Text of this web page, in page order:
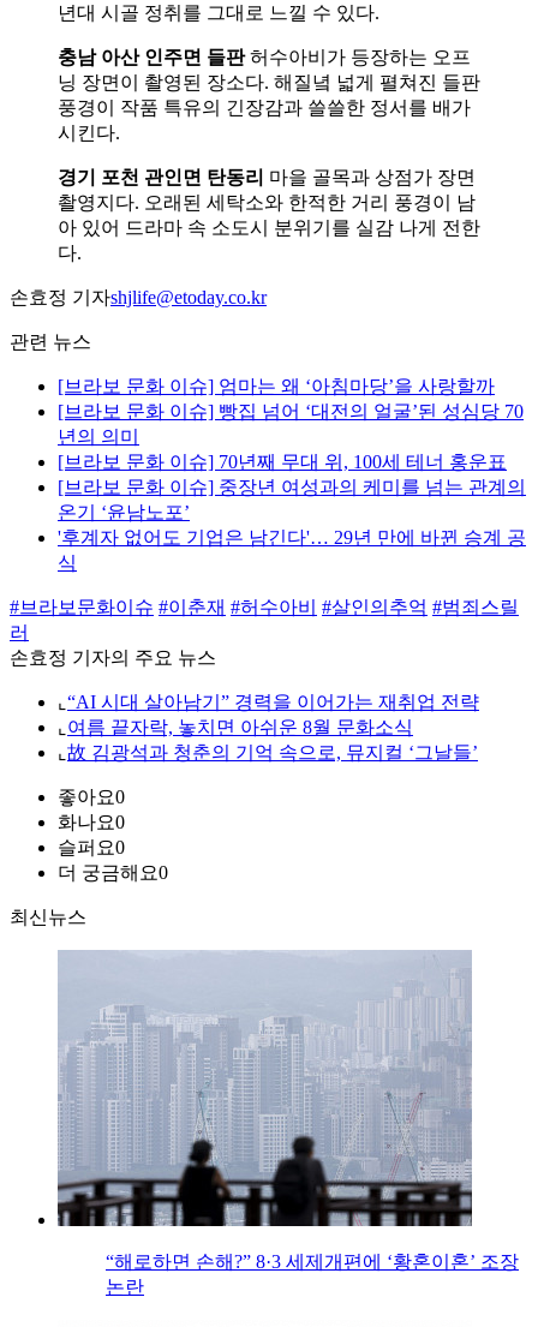
년대 시골 정취를 그대로 느낄 수 있다.
충남 아산 인주면 들판허수아비가 등장하는 오프
닝 장면이 촬영된 장소다. 해질녘 넓게 펼쳐진 들판
풍경이 작품 특유의 긴장감과 쓸쓸한 정서를 배가
시킨다.
경기 포천 관인면 탄동리 마을 골목과 상점가 장면
촬영지다. 오래된 세탁소와 한적한 거리 풍경이 남
아 있어 드라마 속 소도시 분위기를 실감 나게 전한
다.
손효정 기자shjlife@etoday.co.kr
관련 뉴스
[브라보 문화 이슈] 엄마는 왜 ‘아침마당’을 사랑할까
[브라보 문화 이슈] 빵집 넘어 ‘대전의 얼굴’된 성심당 70
년의 의미
[브라보 문화 이슈] 70년째 무대 위, 100세 테너 홍운표
[브라보 문화 이슈] 중장년 여성과의 케미를 넘는 관계의
온기 ‘윤남노포’
'후계자 없어도 기업은 남긴다'… 29년 만에 바뀐 승계 공
식
#브라보문화이슈 #이춘재 #허수아비 #살인의추억 #범죄스릴
러
손효정 기자의 주요 뉴스
⌞ “AI 시대 살아남기” 경력을 이어가는 재취업 전략
⌞ 여름 끝자락, 놓치면 아쉬운 8월 문화소식
⌞ 故 김광석과 청춘의 기억 속으로, 뮤지컬 ‘그날들’
좋아요0
화나요0
슬퍼요0
더 궁금해요0
최신뉴스
“해로하면 손해?” 8·3 세제개편에 ‘황혼이혼’ 조장
논란